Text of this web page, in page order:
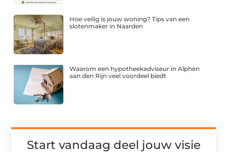
Hoe veilig is jouw woning? Tips van een
slotenmaker in Naarden
Waarom een hypotheekadviseur in Alphen
aan den Rijn veel voordeel biedt
Start vandaag deel jouw visie